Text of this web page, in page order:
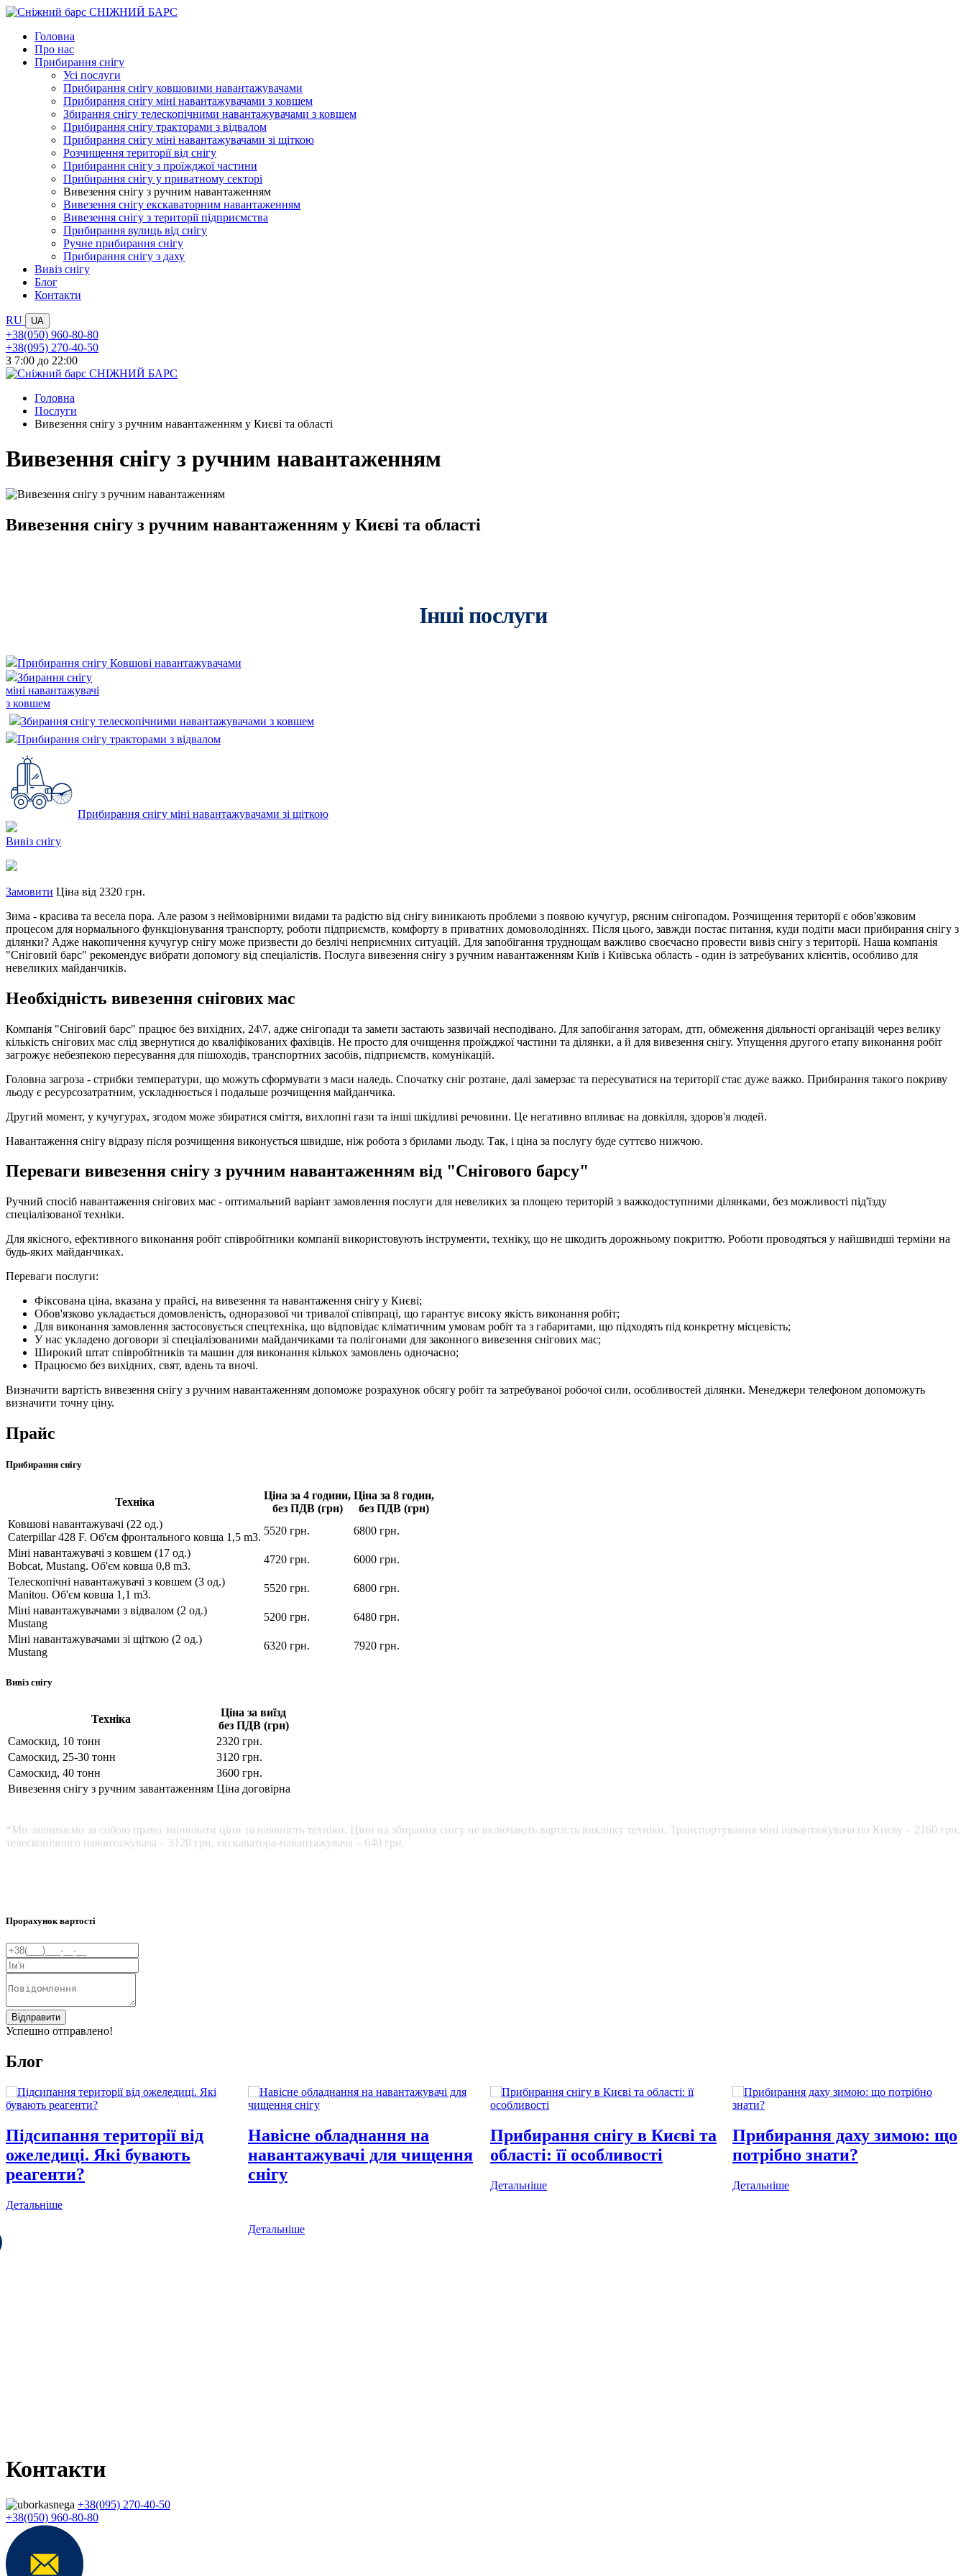
СНІЖНИЙ БАРС
Головна
Про нас
Прибирання снігу
Усі послуги
Прибирання снігу ковшовими навантажувачами
Прибирання снігу міні навантажувачами з ковшем
Збирання снігу телескопічними навантажувачами з ковшем
Прибирання снігу тракторами з відвалом
Прибирання снігу міні навантажувачами зі щіткою
Розчищення території від снігу
Прибирання снігу з проїжджої частини
Прибирання снігу у приватному секторі
Вивезення снігу з ручним навантаженням
Вивезення снігу екскаваторним навантаженням
Вивезення снігу з території підприємства
Прибирання вулиць від снігу
Ручне прибирання снігу
Прибирання снігу з даху
Вивіз снігу
Блог
Контакти
RU UA
+38(050) 960-80-80
+38(095) 270-40-50
З 7:00 до 22:00
СНІЖНИЙ БАРС
Головна
Послуги
Вивезення снігу з ручним навантаженням у Києві та області
Вивезення снігу з ручним навантаженням
Вивезення снігу з ручним навантаженням у Києві та області
Інші послуги
Прибирання снігу Ковшові навантажувачами
Збирання снігу
міні навантажувачі
з ковшем
Збирання снігу телескопічними навантажувачами з ковшем
Прибирання снігу тракторами з відвалом
Прибирання снігу міні навантажувачами зі щіткою
Вивіз снігу
Замовити Ціна від 2320 грн.
Зима - красива та весела пора. Але разом з неймовірними видами та радістю від снігу виникають проблеми з появою кучугур, рясним снігопадом. Розчищення території є обов'язковим
процесом для нормального функціонування транспорту, роботи підприємств, комфорту в приватних домоволодіннях. Після цього, завжди постає питання, куди подіти маси прибирання снігу з
ділянки? Адже накопичення кучугур снігу може призвести до безлічі неприємних ситуацій. Для запобігання труднощам важливо своєчасно провести вивіз снігу з території. Наша компанія
"Сніговий барс" рекомендує вибрати допомогу від спеціалістів. Послуга вивезення снігу з ручним навантаженням Київ і Київська область - один із затребуваних клієнтів, особливо для
невеликих майданчиків.
Необхідність вивезення снігових мас
Компанія "Сніговий барс" працює без вихідних, 24\7, адже снігопади та замети застають зазвичай несподівано. Для запобігання заторам, дтп, обмеження діяльності організацій через велику
кількість снігових мас слід звернутися до кваліфікованих фахівців. Не просто для очищення проїжджої частини та ділянки, а й для вивезення снігу. Упущення другого етапу виконання робіт
загрожує небезпекою пересування для пішоходів, транспортних засобів, підприємств, комунікацій.
Головна загроза - стрибки температури, що можуть сформувати з маси наледь. Спочатку сніг розтане, далі замерзає та пересуватися на території стає дуже важко. Прибирання такого покриву
льоду є ресурсозатратним, ускладнюється і подальше розчищення майданчика.
Другий момент, у кучугурах, згодом може збиратися сміття, вихлопні гази та інші шкідливі речовини. Це негативно впливає на довкілля, здоров'я людей.
Навантаження снігу відразу після розчищення виконується швидше, ніж робота з брилами льоду. Так, і ціна за послугу буде суттєво нижчою.
Переваги вивезення снігу з ручним навантаженням від "Снігового барсу"
Ручний спосіб навантаження снігових мас - оптимальний варіант замовлення послуги для невеликих за площею територій з важкодоступними ділянками, без можливості під'їзду
спеціалізованої техніки.
Для якісного, ефективного виконання робіт співробітники компанії використовують інструменти, техніку, що не шкодить дорожньому покриттю. Роботи проводяться у найшвидші терміни на
будь-яких майданчиках.
Переваги послуги:
Фіксована ціна, вказана у прайсі, на вивезення та навантаження снігу у Києві;
Обов'язково укладається домовленість, одноразової чи тривалої співпраці, що гарантує високу якість виконання робіт;
Для виконання замовлення застосовується спецтехніка, що відповідає кліматичним умовам робіт та з габаритами, що підходять під конкретну місцевість;
У нас укладено договори зі спеціалізованими майданчиками та полігонами для законного вивезення снігових мас;
Широкий штат співробітників та машин для виконання кількох замовлень одночасно;
Працюємо без вихідних, свят, вдень та вночі.
Визначити вартість вивезення снігу з ручним навантаженням допоможе розрахунок обсягу робіт та затребуваної робочої сили, особливостей ділянки. Менеджери телефоном допоможуть
визначити точну ціну.
Прайс
Прибирання снігу
Техніка
Ціна за 4 години,
без ПДВ (грн)
Ціна за 8 годин,
без ПДВ (грн)
Ковшові навантажувачі (22 од.)
Caterpillar 428 F. Об'єм фронтального ковша 1,5 m3.
5520 грн.
6800 грн.
Міні навантажувачі з ковшем (17 од.)
Bobcat, Mustang. Об'єм ковша 0,8 m3.
4720 грн.
6000 грн.
Телескопічні навантажувачі з ковшем (3 од.)
Manitou. Об'єм ковша 1,1 m3.
5520 грн.
6800 грн.
Міні навантажувачами з відвалом (2 од.)
Mustang
5200 грн.
6480 грн.
Міні навантажувачами зі щіткою (2 од.)
Mustang
6320 грн. 7920 грн.
Вивіз снігу
Техніка
Ціна за виїзд
без ПДВ (грн)
Самоскид, 10 тонн
2320 грн.
Самоскид, 25-30 тонн
3120 грн.
Самоскид, 40 тонн
3600 грн.
Вивезення снігу з ручним завантаженням Ціна договірна
*Ми залишаємо за собою право змінювати ціни та наявність техніки. Ціни на збирання снігу не включають вартість виклику техніки. Транспортування міні навантажувача по Києву – 2160 грн,
телескопічного навантажувача – 3120 грн, екскаватора-навантажувача – 640 грн.
Прорахунок вартості
Відправити
Успешно отправлено!
Блог
Підсипання території від
ожеледиці. Які бувають
реагенти?
Детальніше
Навісне обладнання на
навантажувачі для чищення
снігу
Детальніше
Прибирання снігу в Києві та
області: її особливості
Детальніше
Прибирання даху зимою: що
потрібно знати?
Детальніше
Контакти
+38(095) 270-40-50
+38(050) 960-80-80